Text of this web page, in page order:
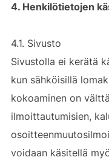
4. Henkilötietojen
4.1. Sivusto
Sivustolla ei kerätä
kun sähköisillä
kokoaminen on
ilmoittautumisien,
voidaan käsitellä